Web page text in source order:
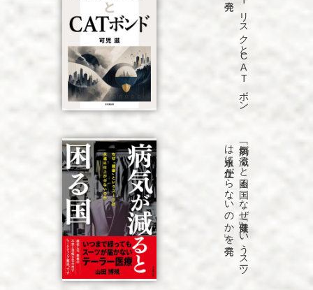
「C
A
T
リ
ス
ク
と
C
A
T
ボ
ン
ド
」を
「病気が
減る
と
困る
国
な
ぜ
「健康」と
い
う
ス
ーツ
は
永遠に
仕上が
ら
な
い
の
か
」を
発売